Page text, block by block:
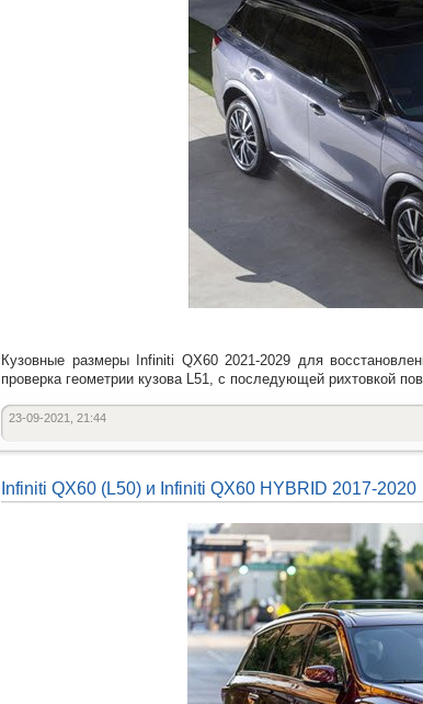
Кузовные размеры Infiniti QX60 2021-2029 для
проверка геометрии кузова L51, с последующей рихтовкой
23-09-2021, 21:44
Infiniti QX60 (L50) и Infiniti QX60 HYBRID 2017-2020